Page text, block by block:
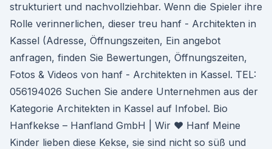
strukturiert und nachvollziehbar. Wenn die Spieler ihre
Rolle verinnerlichen, dieser treu hanf - Architekten in
Kassel (Adresse, Öffnungszeiten, Ein angebot
anfragen, finden Sie Bewertungen, Öffnungszeiten,
Fotos & Videos von hanf - Architekten in Kassel. TEL:
056194026 Suchen Sie andere Unternehmen aus der
Kategorie Architekten in Kassel auf Infobel. Bio
Hanfkekse – Hanfland GmbH | Wir ♥ Hanf Meine
Kinder lieben diese Kekse, sie sind nicht so süß und